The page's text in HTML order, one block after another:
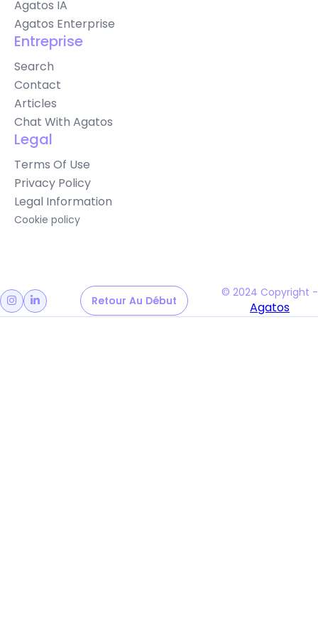
Agatos IA
Agatos Enterprise
Entreprise
Search
Contact
Articles
Chat With Agatos
Legal
Terms Of Use
Privacy Policy
Legal Information
Cookie policy
© 2024 Copyright -
Agatos
  Retour Au Début
Retour Au Début